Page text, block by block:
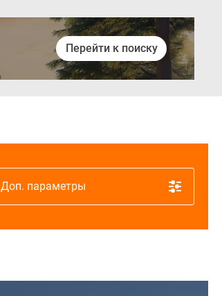
Перейти к поиску
Доп. параметры